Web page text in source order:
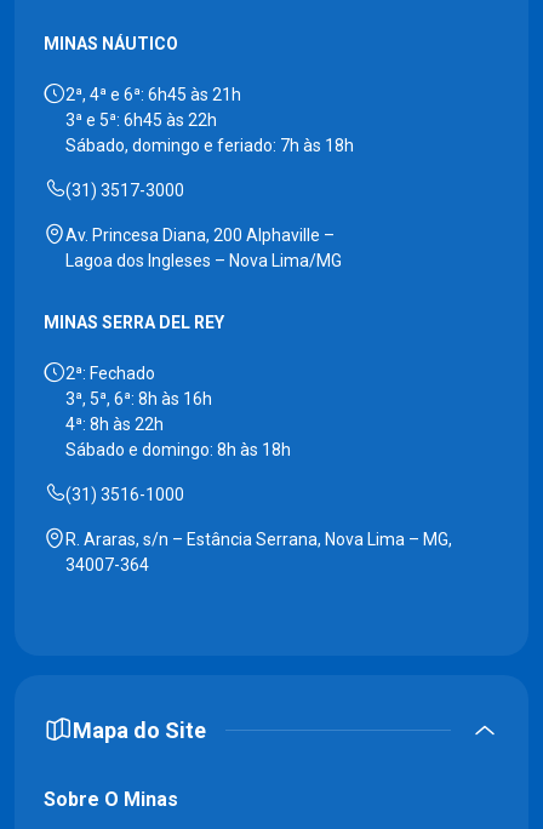
MINAS NÁUTICO
2ª, 4ª e 6ª: 6h45 às 21h
3ª e 5ª: 6h45 às 22h
Sábado, domingo e feriado: 7h às 18h
(31) 3517-3000
Av. Princesa Diana, 200 Alphaville –
Lagoa dos Ingleses – Nova Lima/MG
MINAS SERRA DEL REY
2ª: Fechado
3ª, 5ª, 6ª: 8h às 16h
4ª: 8h às 22h
Sábado e domingo: 8h às 18h
(31) 3516-1000
R. Araras, s/n – Estância Serrana, Nova Lima – MG,
34007-364
Mapa do Site
Sobre O Minas